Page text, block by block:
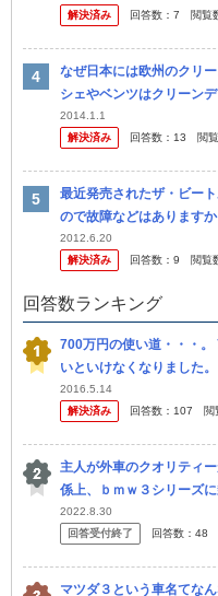
解決済み
回答数： 7 閲覧
なぜ日本には欧州のクリ
シェやベンツはクリーン
W以外ではあまりクリー
日...
2014.1.1
解決済み
回答数： 13 閲
最近発売されたザ・ビー
ので故障などはあります
に戸惑いを感じます。。
れました。 １
2012.6.20
解決済み
回答数： 9 閲覧
回答数ランキング
700万円の使い道・・・
いといけなくなりました
を。 上限まで使い切らず
2016.5.14
解決済み
回答数： 107 閲
主人が外車のクオリティ
係上、ｂｍｗ３シリーズ
すが、次も外車でコンパ
シート...
2022.8.30
回答受付終了
回答数： 48
マツダ３という車名てな